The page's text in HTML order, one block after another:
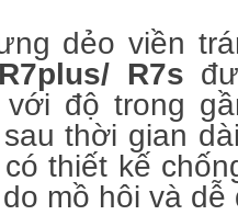
dẻo viền
R7s
với độ trong
thời gian
thiết kế
mồ hôi và dễ